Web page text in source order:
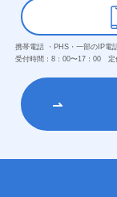
携帯電話 ・PHS・一部のIP電
受付時間： 8：00〜17：00 定